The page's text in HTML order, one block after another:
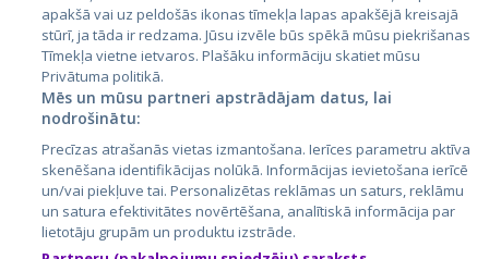
City24.lv
City24.ee
GetaPro.lv
GetaPro.ee
Skelbiu.lt
CVbankas.lt
Kainos.lt
Paslaugos.lt
auto24.ee
apakšā vai uz peldošās ikonas tīmekļa lapas apakšējā kreisajā
stūrī, ja tāda ir redzama. Jūsu izvēle būs spēkā mūsu piekrišanas
Tīmekļa vietne ietvaros. Plašāku informāciju skatiet mūsu
Privātuma politikā.
Mēs un mūsu partneri apstrādājam datus, lai
nodrošinātu:
Precīzas atrašanās vietas izmantošana. Ierīces parametru aktīva
skenēšana identifikācijas nolūkā. Informācijas ievietošana ierīcē
un/vai piekļuve tai. Personalizētas reklāmas un saturs, reklāmu
un satura efektivitātes novērtēšana, analītiskā informācija par
lietotāju grupām un produktu izstrāde.